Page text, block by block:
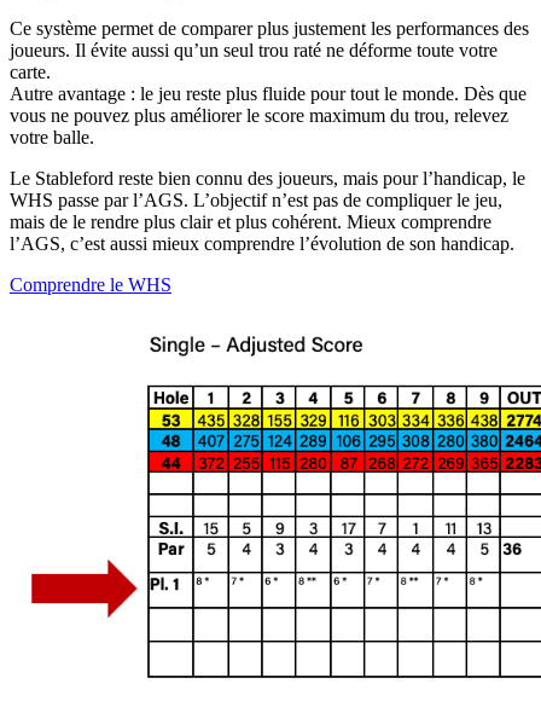
Ce système permet de comparer plus justement les performances des
joueurs. Il évite aussi qu’un seul trou raté ne déforme toute votre
carte.
Autre avantage : le jeu reste plus fluide pour tout le monde. Dès que
vous ne pouvez plus améliorer le score maximum du trou, relevez
votre balle.
Le Stableford reste bien connu des joueurs, mais pour l’handicap, le
WHS passe par l’AGS. L’objectif n’est pas de compliquer le jeu,
mais de le rendre plus clair et plus cohérent. Mieux comprendre
l’AGS, c’est aussi mieux comprendre l’évolution de son handicap.
Comprendre le WHS